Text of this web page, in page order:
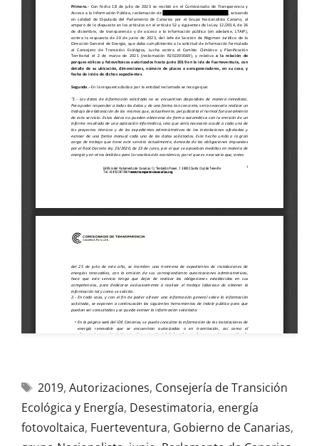
2019, Autorizaciones, Consejería de Transición
Ecológica y Energía, Desestimatoria, energía
fotovoltaica, Fuerteventura, Gobierno de Canarias,